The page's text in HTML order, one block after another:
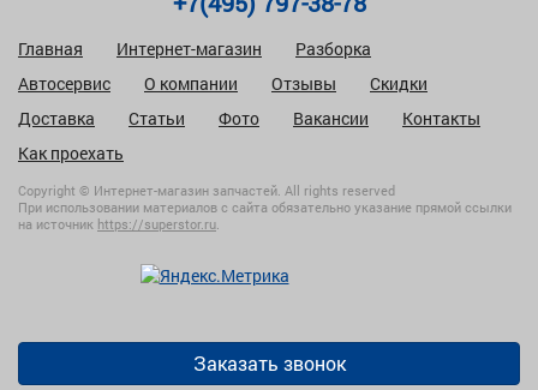
Главная Интернет-магазин
Разборка
Автосервис
О компании Отзывы
Скидки
Доставка
Статьи Фото Вакансии
Контакты
Как проехать
Copyright © Интернет-магазин запчастей. All rights reserved
При использовании материалов с сайта обязательно указание прямой ссылки
на источник https://superstor.ru.
Заказать звонок